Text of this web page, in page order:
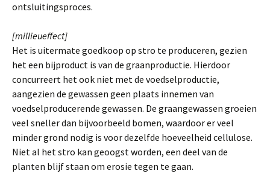
ontsluitingsproces.
[millieueffect]
Het is uitermate goedkoop op stro te produceren, gezien
het een bijproduct is van de graanproductie. Hierdoor
concurreert het ook niet met de voedselproductie,
aangezien de gewassen geen plaats innemen van
voedselproducerende gewassen. De graangewassen groeien
veel sneller dan bijvoorbeeld bomen, waardoor er veel
minder grond nodig is voor dezelfde hoeveelheid cellulose.
Niet al het stro kan geoogst worden, een deel van de
planten blijf staan om erosie tegen te gaan.